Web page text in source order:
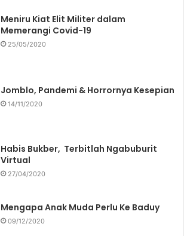
Meniru Kiat Elit Militer dalam
Memerangi Covid-19
25/05/2020
Jomblo, Pandemi & Horrornya Kesepian
14/11/2020
Habis Bukber, Terbitlah Ngabuburit
Virtual
27/04/2020
Mengapa Anak Muda Perlu Ke Baduy
09/12/2020